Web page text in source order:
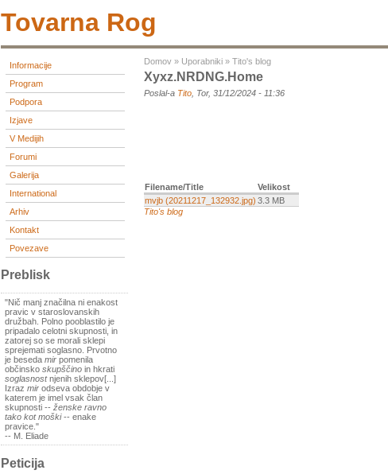
Tovarna Rog
Informacije
Program
Podpora
Izjave
V Medijih
Forumi
Galerija
International
Arhiv
Kontakt
Povezave
Preblisk
"Nič manj značilna ni enakost
pravic v staroslovanskih
družbah. Polno pooblastilo je
pripadalo celotni skupnosti, in
zatorej so se morali sklepi
sprejemati soglasno. Prvotno
je beseda mir pomenila
občinsko skupščino in hkrati
soglasnostnjenih sklepov[...]
Izraz mir odseva obdobje v
katerem je imel vsak član
skupnosti -- ženske ravno
tako kot moški-- enake
pravice."
-- M. Eliade
Peticija
Domov » Uporabniki » Tito's blog
Xyxz.NRDNG.home
Poslal-a Tito , Tor, 31/12/2024 - 11:36
Filename/Title
Velikost
mvjb (20211217_132932.jpg) 3.3 MB
Tito's blog